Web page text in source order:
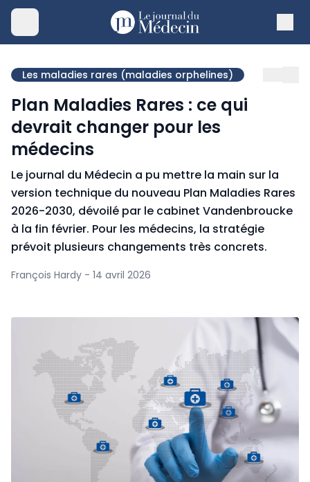
Les maladies rares (maladies orphelines)
Plan Maladies Rares : ce qui
devrait changer pour les
médecins
Le journal du Médecin a pu mettre la main sur la
version technique du nouveau Plan Maladies Rares
2026-2030, dévoilé par le cabinet Vandenbroucke
à la fin février. Pour les médecins, la stratégie
prévoit plusieurs changements très concrets.
François Hardy - 14 avril 2026